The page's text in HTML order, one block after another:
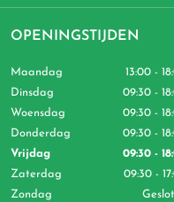
OPENINGSTIJDEN
Maandag
13:00 -
Dinsdag
09:30 -
Woensdag
09:30 -
Donderdag
09:30 -
Vrijdag
09:30 -
Zaterdag
09:30 -
Zondag